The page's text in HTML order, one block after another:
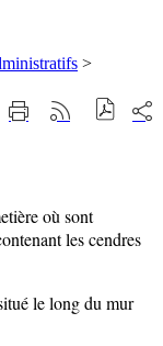
>
ImprimerGénérer
sur
où sont
les cendres
le long du mur